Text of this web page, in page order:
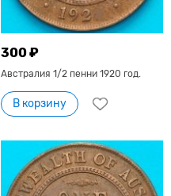
300 ₽
Австралия 1/2 пенни 1920 год.
В корзину